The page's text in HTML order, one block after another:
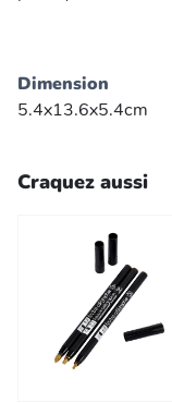
Dimension
5.4x13.6x5.4cm
Craquez aussi